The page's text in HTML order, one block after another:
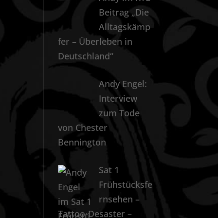
Beitrag „Die
Alltagskämp
fer – Überleben in
Deutschland“
Andy Engel:
Interview
zum Tode
von Chester
Bennington
Sat 1
Frühstücksfe
rnsehen –
Tattoo-Desaster –